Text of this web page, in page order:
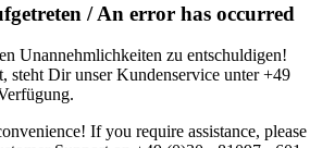
/ An error has occurred
Unannehmlichkeiten zu entschuldigen!
steht Dir unser Kundenservice unter +49
If you require assistance, please